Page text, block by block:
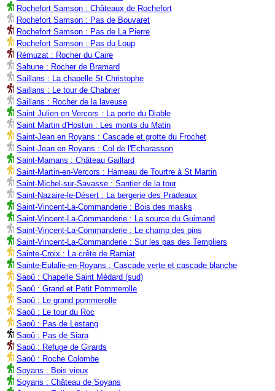
Rochefort Samson : Châteaux de Rochefort
Rochefort Samson : Pas de Bouvaret
Rochefort Samson : Pas de La Pierre
Rochefort Samson : Pas du Loup
Rémuzat : Rocher du Caire
Sahune : Rocher de Bramard
Saillans : La chapelle St Christophe
Saillans : Le tour de Chabrier
Saillans : Rocher de la laveuse
Saint Julien en Vercors : La porte du Diable
Saint Martin d'Hostun : Les monts du Matin
Saint-Jean en Royans : Cascade et grotte du Frochet
Saint-Jean en Royans : Col de l'Echarasson
Saint-Mamans : Château Gaillard
Saint-Martin-en-Vercors : Hameau de Tourtre à St Martin
Saint-Michel-sur-Savasse : Santier de la tour
Saint-Nazaire-le-Désert : La bergerie des Pradeaux
Saint-Vincent-La-Commanderie : Bois des masks
Saint-Vincent-La-Commanderie : La source du Guimand
Saint-Vincent-La-Commanderie : Le champ des pins
Saint-Vincent-La-Commanderie : Sur les pas des Templiers
Sainte-Croix : La crête de Ramiat
Sainte-Eulalie-en-Royans : Cascade verte et cascade blanche
Saoû : Chapelle Saint Médard (sud)
Saoû : Grand et Petit Pommerolle
Saoû : Le grand pommerolle
Saoû : Le tour du Roc
Saoû : Pas de Lestang
Saoû : Pas de Siara
Saoû : Refuge de Girards
Saoû : Roche Colombe
Soyans : Bois vieux
Soyans : Château de Soyans